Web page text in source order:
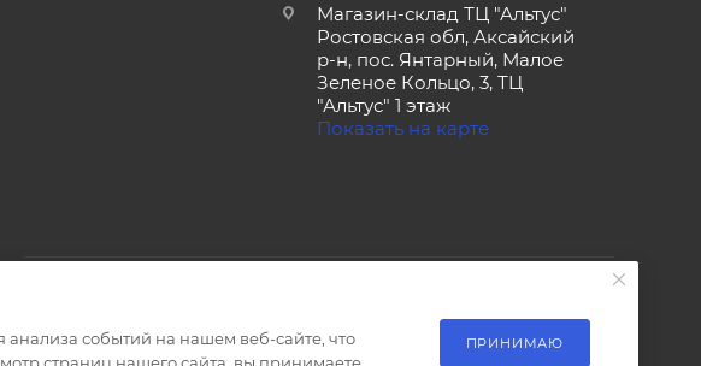
Магазин-склад ТЦ "Альтус"
Ростовская обл, Аксайский
р-н, пос. Янтарный, Малое
Зеленое Кольцо, 3, ТЦ
"Альтус" 1 этаж
Показать на карте
событий на нашем веб-сайте, что
ПРИНИМАЮ